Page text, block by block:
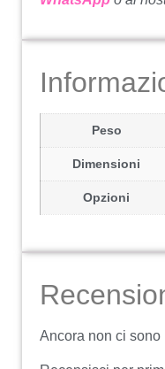
Peso
Dimensioni
Opzioni
Ancora non ci sono